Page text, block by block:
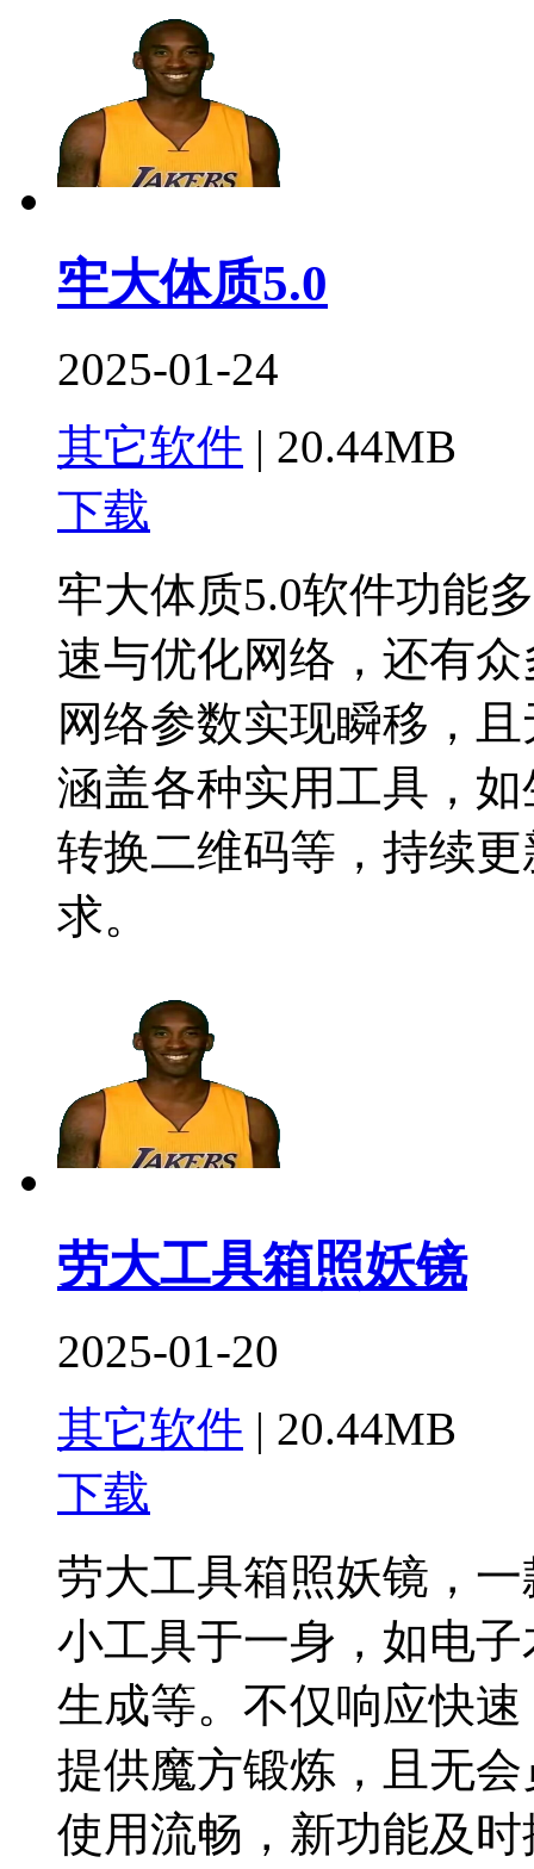
牢大体质5.0
2025-01-24
其它软件 | 20.44MB
下载
牢大体质5.0软件功能
速与优化网络，还有
网络参数实现瞬移，
涵盖各种实用工具，
转换二维码等，持续
求。
劳大工具箱照妖镜
2025-01-20
其它软件 | 20.44MB
下载
劳大工具箱照妖镜，
小工具于一身，如电
生成等。不仅响应快
提供魔方锻炼，且无
使用流畅，新功能及